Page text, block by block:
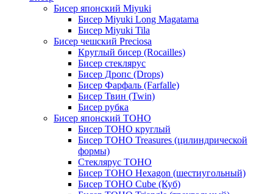
Бисер японский Miyuki
Бисер Miyuki Long Magatama
Бисер Miyuki Tila
Бисер чешский Preciosa
Круглый бисер (Rocailles)
Бисер стеклярус
Бисер Дропс (Drops)
Бисер Фарфаль (Farfalle)
Бисер Твин (Twin)
Бисер рубка
Бисер японский TOHO
Бисер TOHO круглый
Бисер TOHO Treasures (цилиндрической
формы)
Стеклярус TOHO
Бисер TOHO Hexagon (шестиугольный)
Бисер TOHO Cube (Куб)